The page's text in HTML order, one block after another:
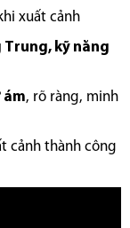
xuất cảnh
kỹ năng
ám, rõ ràng, minh
cảnh thành công